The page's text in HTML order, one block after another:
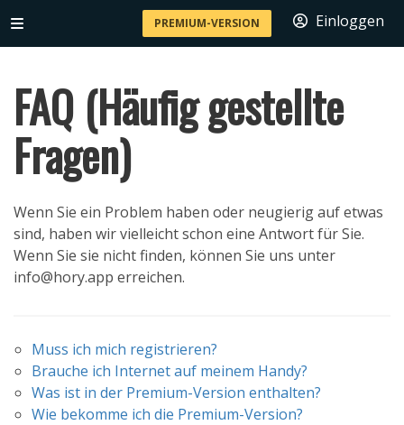
PREMIUM-VERSION Einloggen
FAQ (Häufig gestellte
Fragen)
Wenn Sie ein Problem haben oder neugierig auf etwas
sind, haben wir vielleicht schon eine Antwort für Sie.
Wenn Sie sie nicht finden, können Sie uns unter
info@hory.app erreichen.
Muss ich mich registrieren?
Brauche ich Internet auf meinem Handy?
Was ist in der Premium-Version enthalten?
Wie bekomme ich die Premium-Version?